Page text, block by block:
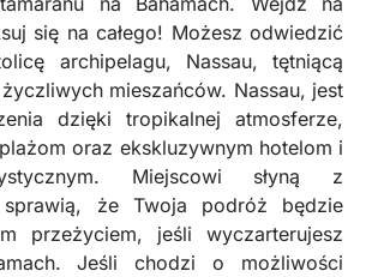
się na całego! Możesz odwiedzić
archipelagu, Nassau, tętniącą
mieszańców. Nassau, jest
dzięki tropikalnej atmosferze,
oraz ekskluzywnym hotelom i
Miejscowi słyną z
że Twoja podróż będzie
przeżyciem, jeśli wyczarterujesz
Jeśli chodzi o możliwości